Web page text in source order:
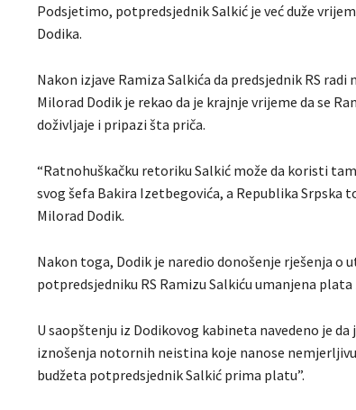
Podsjetimo, potpredsjednik Salkić je već duže
Dodika.
Nakon izjave Ramiza Salkića da predsjednik RS
Milorad Dodik je rekao da je krajnje vrijeme da se
doživljaje i pripazi šta priča.
“Ratnohuškačku retoriku Salkić može da koristi
svog šefa Bakira Izetbegovića, a Republika Srpska
Milorad Dodik.
Nakon toga, Dodik je naredio donošenje rješenja o
potpredsjedniku RS Ramizu Salkiću umanjena plata
U saopštenju iz Dodikovog kabineta navedeno je
iznošenja notornih neistina koje nanose
budžeta potpredsjednik Salkić prima platu”.